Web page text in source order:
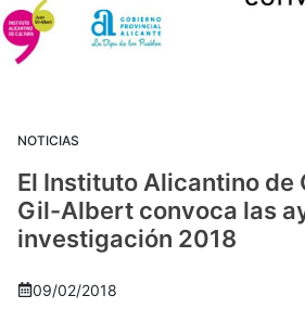
NOTICIAS
El Instituto Alicantino de
Gil-Albert convoca las
investigación 2018
09/02/2018